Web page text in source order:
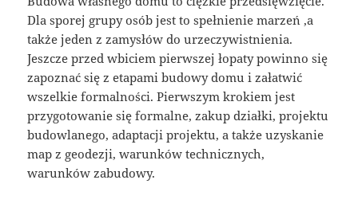
Dla sporej grupy osób jest to spełnienie marzeń ,a
także jeden z zamysłów do urzeczywistnienia.
Jeszcze przed wbiciem pierwszej łopaty powinno się
zapoznać się z etapami budowy domu i załatwić
wszelkie formalności. Pierwszym krokiem jest
przygotowanie się formalne, zakup działki, projektu
budowlanego, adaptacji projektu, a także uzyskanie
map z geodezji, warunków technicznych,
warunków zabudowy.